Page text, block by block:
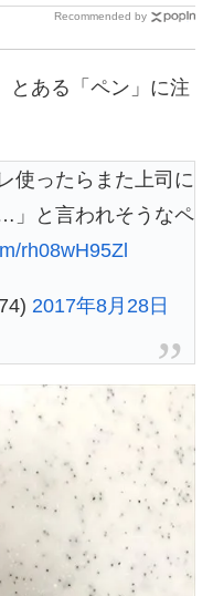
Recommended by
とある「ペン」に注
使ったらまた上司に
」と言われそうなペ
rh08wH95Zl
2017年8月28日